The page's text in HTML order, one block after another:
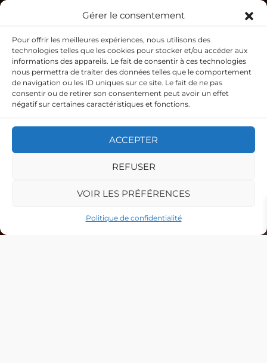
Gérer le consentement
Pour offrir les meilleures expériences, nous utilisons des
technologies telles que les cookies pour stocker et/ou accéder aux
informations des appareils. Le fait de consentir à ces technologies
nous permettra de traiter des données telles que le comportement
de navigation ou les ID uniques sur ce site. Le fait de ne pas
consentir ou de retirer son consentement peut avoir un effet
négatif sur certaines caractéristiques et fonctions.
ACCEPTER
REFUSER
VOIR LES PRÉFÉRENCES
Politique de confidentialité